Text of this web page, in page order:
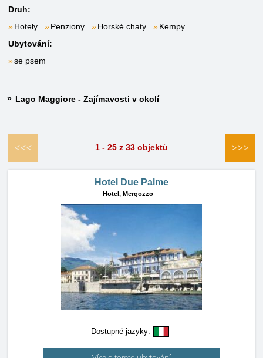
Druh:
Hotely
Penziony Horské chaty
Kempy
Ubytování:
se psem
Lago Maggiore - Zajímavosti v okolí
<<< 1 - 25 z 33 objektů >>>
Hotel Due Palme
Hotel, Mergozzo
Dostupné jazyky: